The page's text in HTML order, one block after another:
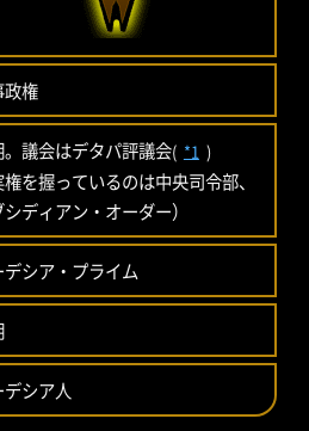
政権
。議会はデタパ評議会( *1 )
権を握っているのは中央司令部、
ディアン・オーダー）
デシア・プライム
デシア人